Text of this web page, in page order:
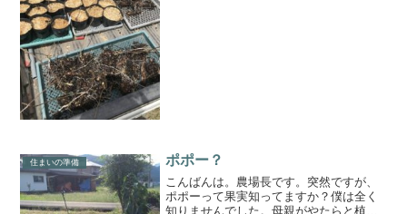
住まいの準備 ポポー？
こんばんは。農場長です。突然ですが、
ポポーって果実知ってますか？僕は全く
知りませんでした。母親がやたらと植え